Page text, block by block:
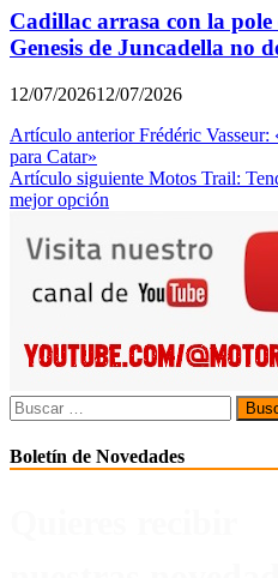
Cadillac arrasa con la
Genesis de Juncadella no
12/07/202612/07/2026
Navegación
de
entradas
Artículo anterior Frédéric Vasseur:
para Catar»
Artículo siguiente Motos Trail:
mejor opción
Buscar:
Boletín de Novedades